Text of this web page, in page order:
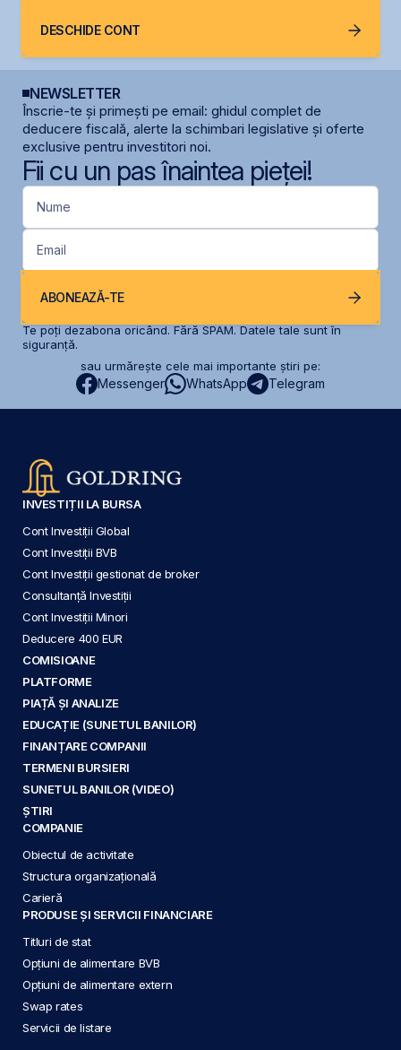
DESCHIDE CONT
NEWSLETTER
Înscrie-te și primești pe email: ghidul complet de
deducere fiscală, alerte la schimbari legislative și oferte
exclusive pentru investitori noi.
Fii cu un pas înaintea pieței!
Nume
Email
ABONEAZĂ-TE
Te poți dezabona oricând. Fără SPAM. Datele tale sunt în
siguranță.
sau urmărește cele mai importante știri pe:
Messenger WhatsApp Telegram
INVESTIȚII LA BURSA
Cont Investiții Global
Cont Investiții BVB
Cont Investiții gestionat de broker
Consultanță Investiții
Cont Investiții Minori
Deducere 400 EUR
COMISIOANE
PLATFORME
PIAȚĂ ȘI ANALIZE
EDUCAȚIE (SUNETUL BANILOR)
FINANȚARE COMPANII
TERMENI BURSIERI
SUNETUL BANILOR (VIDEO)
ȘTIRI
COMPANIE
Obiectul de activitate
Structura organizațională
Carieră
PRODUSE ȘI SERVICII FINANCIARE
Titluri de stat
Opțiuni de alimentare BVB
Opțiuni de alimentare extern
Swap rates
Servicii de listare